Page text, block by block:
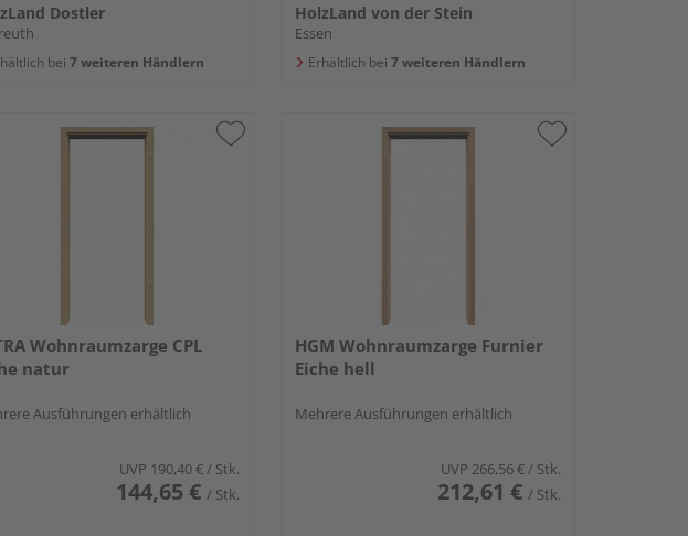
Dostler
bei 7 weiteren Händlern
HolzLand von der Stein
Essen
Erhältlich bei 7 weiteren Händlern
Wohnraumzarge CPL
natur
Ausführungen erhältlich
UVP 190,40 €/ Stk.
144,65 € / Stk.
HGM Wohnraumzarge Furnier
Eiche hell
Mehrere Ausführungen erhältlich
UVP 266,56 €/ Stk.
212,61 € / Stk.